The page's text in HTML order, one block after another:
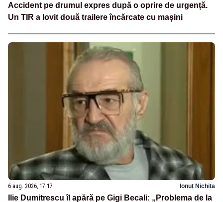
Accident pe drumul expres după o oprire de urgență.
Un TIR a lovit două trailere încărcate cu mașini
6 aug. 2026, 17:17 Ionuț Nichita
Ilie Dumitrescu îl apără pe Gigi Becali: „Problema de la